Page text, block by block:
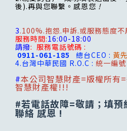
後).再與您聯繫。感恩您 !
3.100%.抱怨.申訴.或服務態度不
服務時間:16:00-18:00
請撥: 服務電話號碼 :
0911-061-185 總台CEO : 黃
4.台灣中華民國 R.O.C : 統一編號
#本公司智慧財產=版權所有
智慧財產權!!!
#若電話故障=敬請；填
聯絡 感恩 !